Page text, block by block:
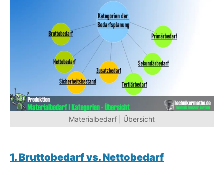
Materialbedarf | Übersicht
1. Bruttobedarf vs. Nettobedarf